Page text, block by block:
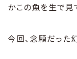
かこの魚を生で見
今回、念願だった